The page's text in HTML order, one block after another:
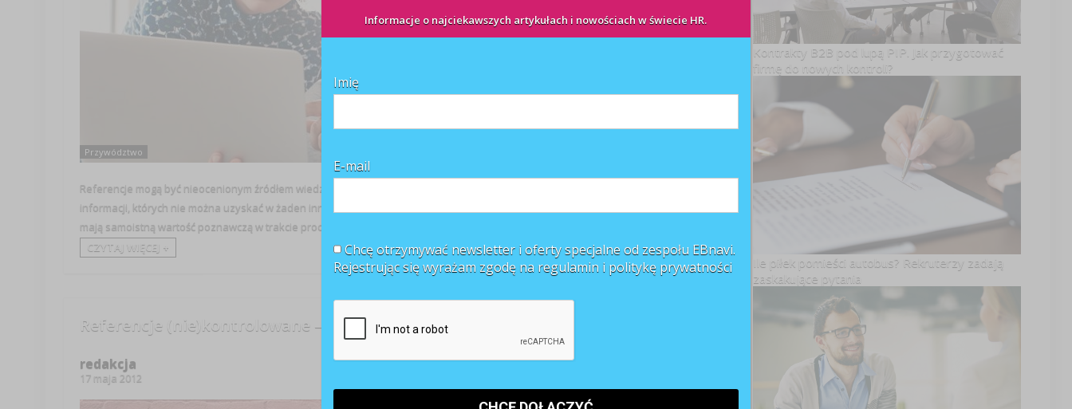
Przywództwo
Referencje mogą być nieocenionym źródłem wiedzy o osobach ubiegających się o pracę. Pozwalają na zebranie o kandydatach
informacji, których nie można uzyskać w żaden inny sposób. Dlatego jeśli zebrane w przemyślany i dobrze przygotowany sposób
mają samoistną wartość poznawczą w trakcie procesu ...
CZYTAJ WIĘCEJ +
Referencje (nie)kontrolowane – jak sprawdzi cię rekruter
redakcja
17 maja 2012
Kontrakty B2B pod lupą PIP. Jak przygotować
firmę do nowych kontroli?
Ile piłek pomieści autobus? Rekruterzy zadają
zaskakujące pytania
Informacje o najciekawszych artykułach i nowościach w świecie HR.
Imię
E-mail
Chcę otrzymywać newsletter i oferty specjalne od zespołu EBnavi.
Rejestrując się wyrażam zgodę na regulamin i politykę prywatności